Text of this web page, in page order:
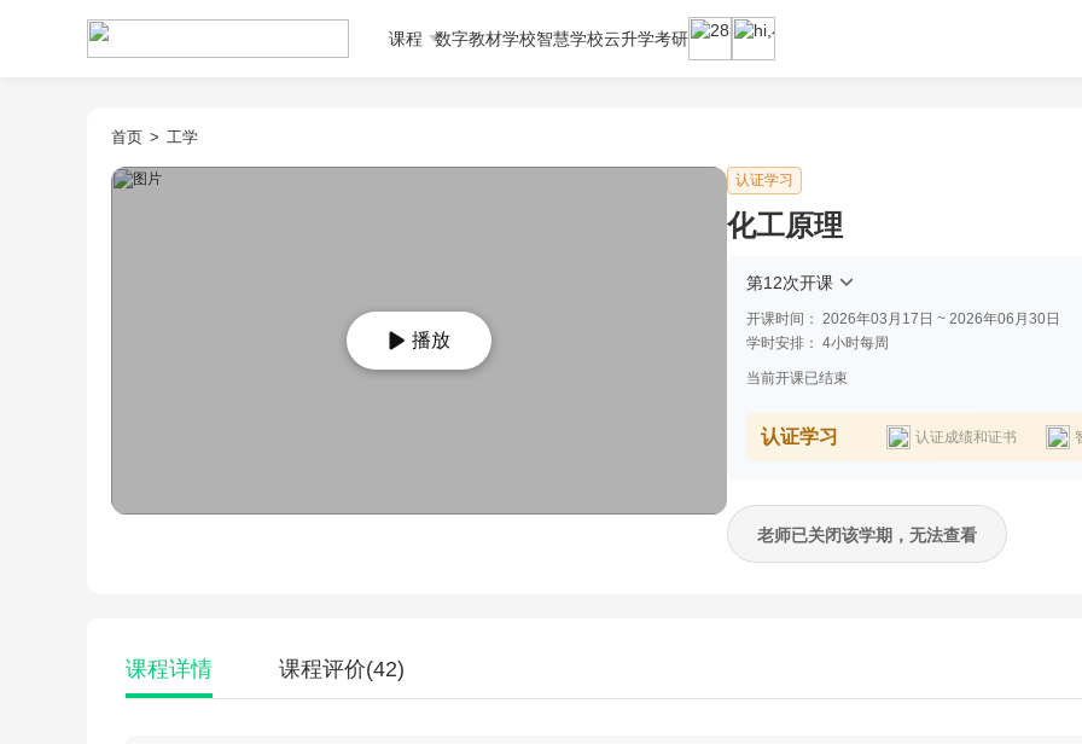
课程 数字教材学校智慧学校云升学考研
首页 > 工学
播放
认证学习
化工原理
第12次开课
开课时间： 2026年03月17日 ~ 2026年06月30日
学时安排： 4小时每周
当前开课已结束
认证学习 认证成绩和证书
老师已关闭该学期，无法查看
课程详情 课程评价(42)